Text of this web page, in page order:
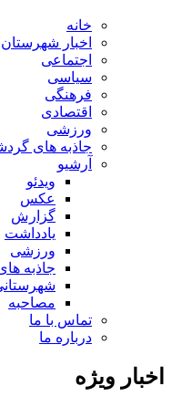
خانه
اخبار شهرستان
اجتماعی
سیاسی
فرهنگی
اقتصادی
ورزشی
جاذبه های
آرشیو
ویدئو
عکس
گزارش
یادداشت
ورزشی
جاذبه
مصاحبه
تماس با ما
درباره ما
اخبار ویژه